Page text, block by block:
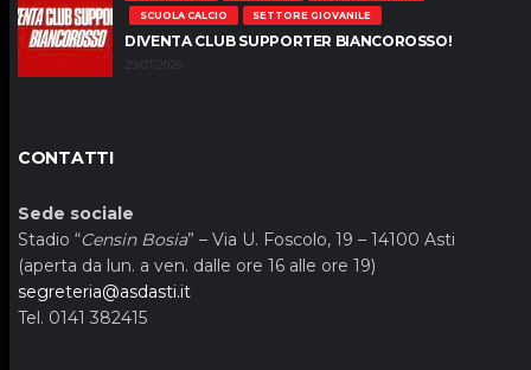
SCUOLA CALCIO
SETTORE GIOVANILE
DIVENTA CLUB SUPPORTER BIANCOROSSO!
29/07/2026
CONTATTI
Sede sociale
Stadio “Censin Bosia” – Via U. Foscolo, 19 – 14100 Asti
(aperta da lun. a ven. dalle ore 16 alle ore 19)
segreteria@asdasti.it
Tel. 0141 382415